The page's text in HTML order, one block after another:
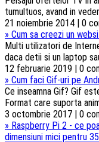
tumultuos, avand in
21 noiembrie 2014 | 0
» Cum sa creezi un
Multi utilizatori de
daca detii si un laptop
12 februarie 2019 | 0
» Cum faci Gif-uri pe
Ce inseamna Gif? Gif
Format care suporta
3 octombrie 2017 | 0
» Raspberry Pi 2 - ce
dimensiuni mici pentru